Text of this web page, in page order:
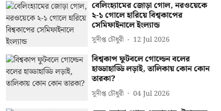
বেলিংহ্যামের জোড়া গোল, নরওয়েকে
২-১ গোলে হারিয়ে বিশ্বকাপের
সেমিফাইনালে ইংল্যান্ড
সুদীপ্ত চৌধুরী 12 Jul 2026
বিশ্বকাপ ফুটবলে গোল্ডেন বলের
হাড্ডাহাড্ডি লড়াই, তালিকায় কোন কোন
তারকা?
সুদীপ্ত চৌধুরী 04 Jul 2026